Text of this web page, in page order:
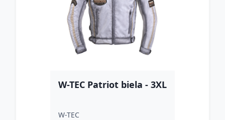
W-TEC Patriot biela - 3XL
W-TEC